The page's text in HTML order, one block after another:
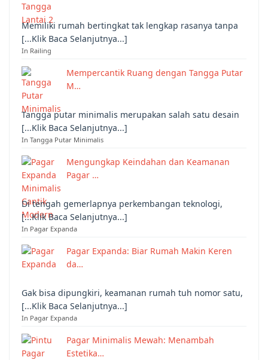
Memiliki rumah bertingkat tak lengkap rasanya tanpa
[...Klik Baca Selanjutnya...]
In Railing
Mempercantik Ruang dengan Tangga Putar
M…
Tangga putar minimalis merupakan salah satu desain
[...Klik Baca Selanjutnya...]
In Tangga Putar Minimalis
Mengungkap Keindahan dan Keamanan
Pagar …
Di tengah gemerlapnya perkembangan teknologi,
[...Klik Baca Selanjutnya...]
In Pagar Expanda
Pagar Expanda: Biar Rumah Makin Keren
da…
Gak bisa dipungkiri, keamanan rumah tuh nomor satu,
[...Klik Baca Selanjutnya...]
In Pagar Expanda
Pagar Minimalis Mewah: Menambah
Estetika…